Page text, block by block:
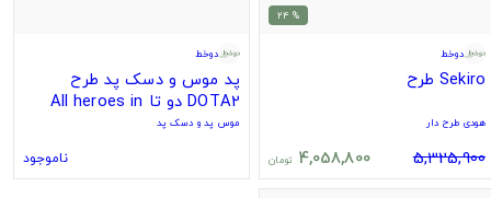
% 24
دوخط
Sekiro طرح
هودی طرح دار
5,325,900
4,058,800 تومان
دوخط
پد موس و دسک پد طرح
DOTA2 دو تا All heroes in
Dota 2
موس پد و دسک پد
ناموجود